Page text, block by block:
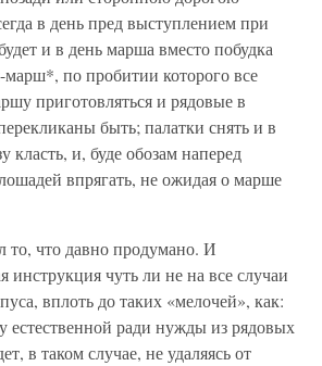
в день пред выступлением при
и в день марша вместо побудка
марш*, по пробитии которого все
приготовляться и рядовые в
быть; палатки снять и в
класть, и, буде обозам наперед
впрягать, не ожидая о марше
то, что давно продумано. И
инструкция чуть ли не на все случаи
вплоть до таких «мелочей», как:
ради нужды из рядовых
в таком случае, не удаляясь от